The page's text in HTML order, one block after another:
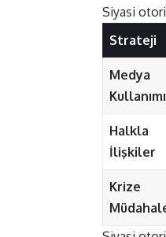
Siyasi
Strateji
Medya
Kullanımı
Halkla
İlişkiler
Krize